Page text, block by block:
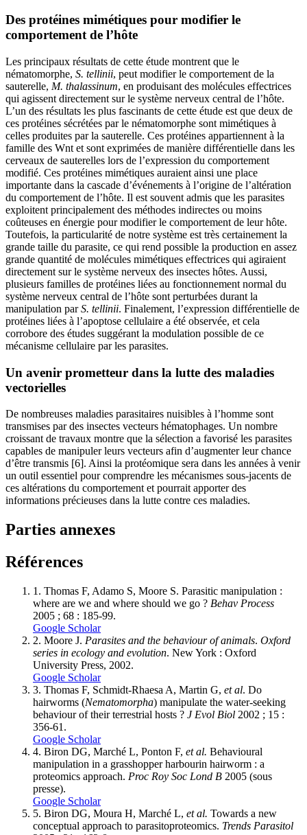
Des protéines mimétiques pour modifier le
comportement de l’hôte
Les principaux résultats de cette étude montrent que le
nématomorphe, S. tellinii, peut modifier le comportement de la
sauterelle, M. thalassinum, en produisant des molécules effectrices
qui agissent directement sur le système nerveux central de l’hôte.
L’un des résultats les plus fascinants de cette étude est que deux de
ces protéines sécrétées par le nématomorphe sont mimétiques à
celles produites par la sauterelle. Ces protéines appartiennent à la
famille des Wnt et sont exprimées de manière différentielle dans les
cerveaux de sauterelles lors de l’expression du comportement
modifié. Ces protéines mimétiques auraient ainsi une place
importante dans la cascade d’événements à l’origine de l’altération
du comportement de l’hôte. Il est souvent admis que les parasites
exploitent principalement des méthodes indirectes ou moins
coûteuses en énergie pour modifier le comportement de leur hôte.
Toutefois, la particularité de notre système est très certainement la
grande taille du parasite, ce qui rend possible la production en assez
grande quantité de molécules mimétiques effectrices qui agiraient
directement sur le système nerveux des insectes hôtes. Aussi,
plusieurs familles de protéines liées au fonctionnement normal du
système nerveux central de l’hôte sont perturbées durant la
manipulation parS. tellinii. Finalement, l’expression différentielle de
protéines liées à l’apoptose cellulaire a été observée, et cela
corrobore des études suggérant la modulation possible de ce
mécanisme cellulaire par les parasites.
Un avenir prometteur dans la lutte des maladies
vectorielles
De nombreuses maladies parasitaires nuisibles à l’homme sont
transmises par des insectes vecteurs hématophages. Un nombre
croissant de travaux montre que la sélection a favorisé les parasites
capables de manipuler leurs vecteurs afin d’augmenter leur chance
d’être transmis [6]. Ainsi la protéomique sera dans les années à venir
un outil essentiel pour comprendre les mécanismes sous-jacents de
ces altérations du comportement et pourrait apporter des
informations précieuses dans la lutte contre ces maladies.
Parties annexes
Références
1. Thomas F, Adamo S, Moore S. Parasitic manipulation :
where are we and where should we go ? Behav Process
2005 ; 68 : 185-99.
Google Scholar
2. Moore J. Parasites and the behaviour of animals. Oxford
series in ecology and evolution. New York : Oxford
University Press, 2002.
Google Scholar
3. Thomas F, Schmidt-Rhaesa A, Martin G, et al. Do
hairworms (Nematomorpha) manipulate the water-seeking
behaviour of their terrestrial hosts ? J Evol Biol 2002 ; 15 :
356-61.
Google Scholar
4. Biron DG, Marché L, Ponton F, et al. Behavioural
manipulation in a grasshopper harbourin hairworm : a
proteomics approach. Proc Roy Soc Lond B 2005 (sous
presse).
Google Scholar
5. Biron DG, Moura H, Marché L, et al. Towards a new
conceptual approach to parasitoproteomics. Trends Parasitol